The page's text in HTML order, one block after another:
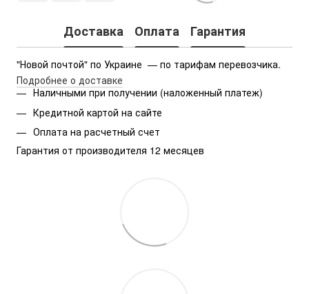
Доставка Оплата Гарантия
"Новой почтой" по Украине  — по тарифам перевозчика.
Подробнее о доставке
Наличными при получении (наложенный платеж)
Кредитной картой на сайте
Оплата на расчетный счет
Гарантия от производителя 12 месяцев